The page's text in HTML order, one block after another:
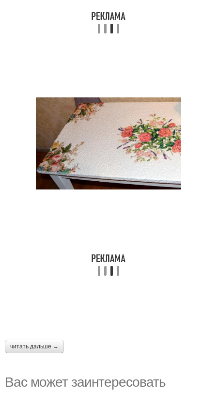
читать дальше →
Вас может заинтересовать